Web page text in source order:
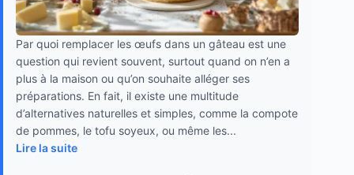
Par quoi remplacer les œufs dans un gâteau est une
question qui revient souvent, surtout quand on n’en a
plus à la maison ou qu’on souhaite alléger ses
préparations. En fait, il existe une multitude
d’alternatives naturelles et simples, comme la compote
de pommes, le tofu soyeux, ou même les...
Lire la suite